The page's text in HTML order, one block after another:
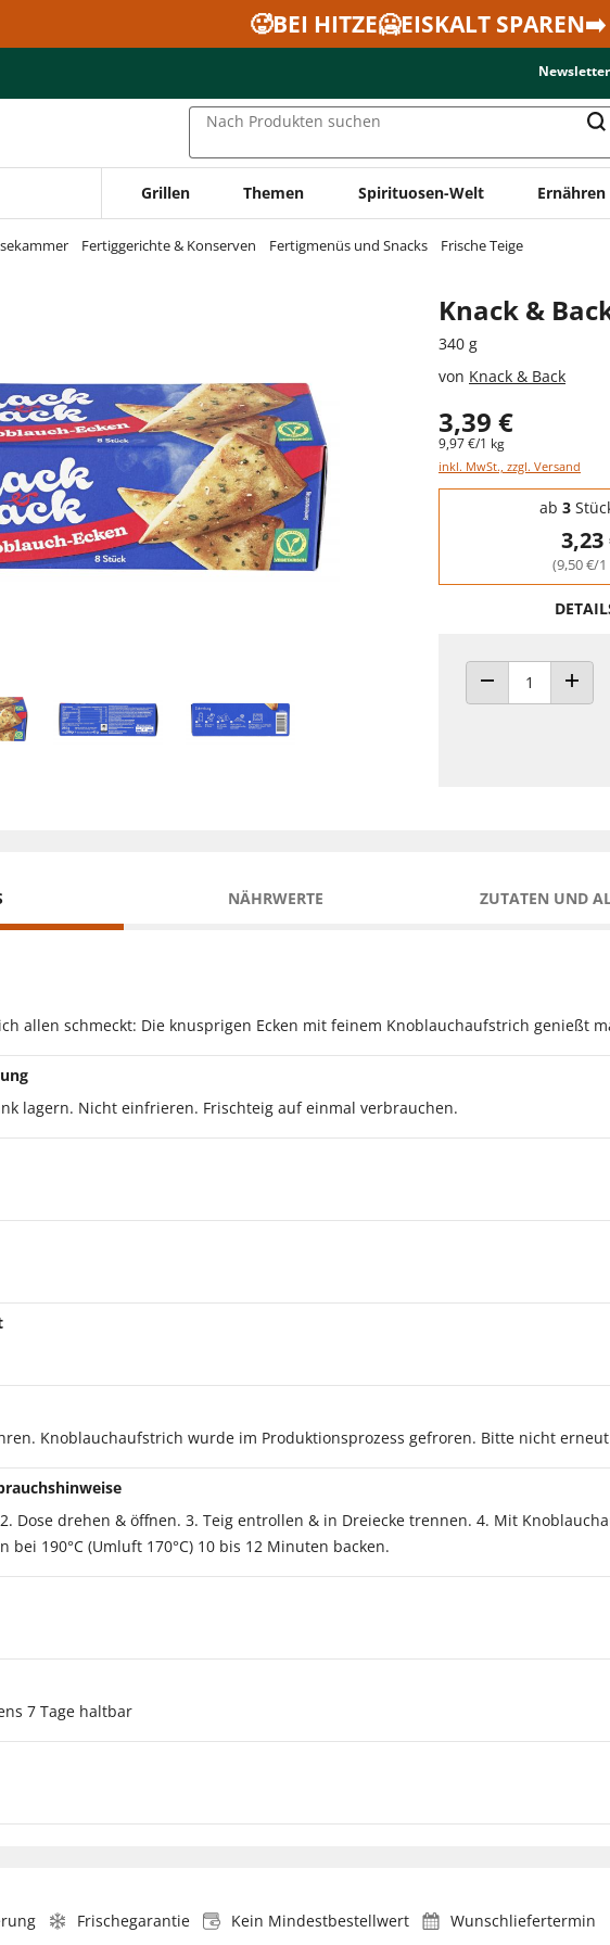
🥵BEI HITZE🥶EISKALT SPAREN➡️
Newsletter
Nach Produkten suchen
Grillen Themen Spirituosen-Welt Ernähren
Fertiggerichte & Konserven Fertigmenüs und Snacks Frische Teige
Knack &
340 g
von Knack & Back
3,39 €
9,97 €/1 kg
inkl. MwSt., zzgl. Versand
Staffelpreise -
ab 3
3,23
(9,50 €/1
ANZAHL VERRINGERN
NÄHRWERTE ZUTATEN UND
allen schmeckt: Die knusprigen Ecken mit feinem Knoblauchaufstrich genießt
lagern. Nicht einfrieren. Frischteig auf einmal verbrauchen.
Knoblauchaufstrich wurde im Produktionsprozess gefroren. Bitte nicht
Dose drehen & öffnen. 3. Teig entrollen & in Dreiecke trennen. 4. Mit
bei 190°C (Umluft 170°C) 10 bis 12 Minuten backen.
7 Tage haltbar
Frischegarantie Kein Mindestbestellwert Wunschliefertermin